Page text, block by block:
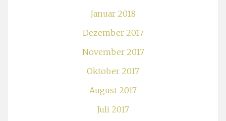
Januar 2018
Dezember 2017
November 2017
Oktober 2017
August 2017
Juli 2017